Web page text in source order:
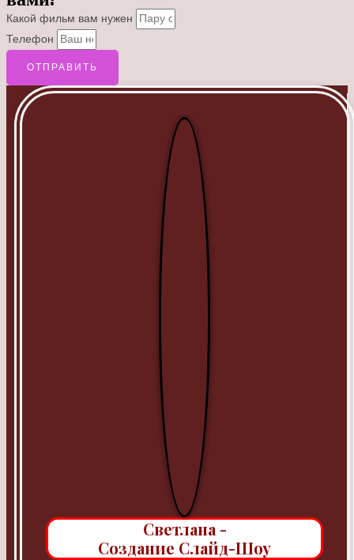
Какой фильм вам нужен
Телефон
ОТПРАВИТЬ
Светлана -
Создание Слайд-Шоу